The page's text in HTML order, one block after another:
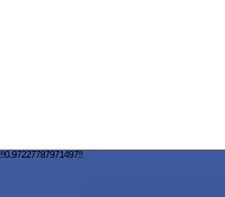
!!0.97227787971497!!